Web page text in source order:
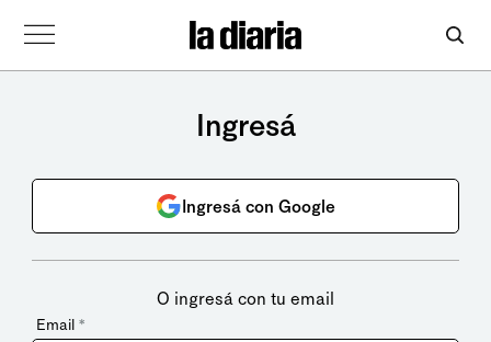
Ingresá
Ingresá con Google
O ingresá con tu email
Email *